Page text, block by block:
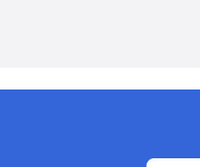
엔 꼭 사야겠다! 하고 샀다
따라다니는데 '내 이년을